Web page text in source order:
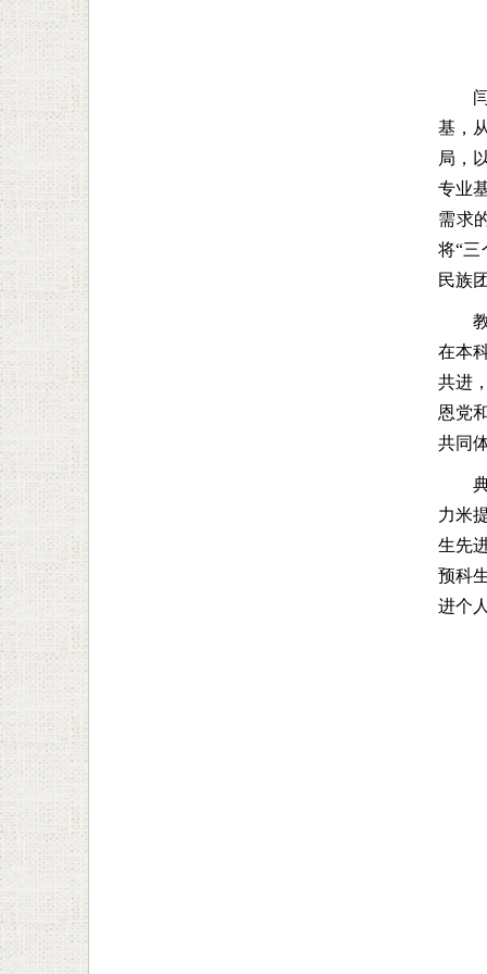
基，
局，
专业
需求
将“三
民族
在本
共进
恩党
共同
力米
生先
预科
进个